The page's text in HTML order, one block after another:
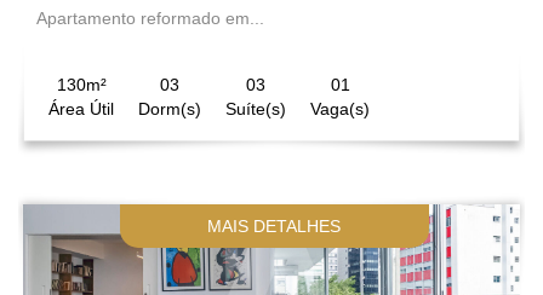
Apartamento reformado em...
130m²
Área Útil
03
Dorm(s)
03
Suíte(s)
01
Vaga(s)
MAIS DETALHES